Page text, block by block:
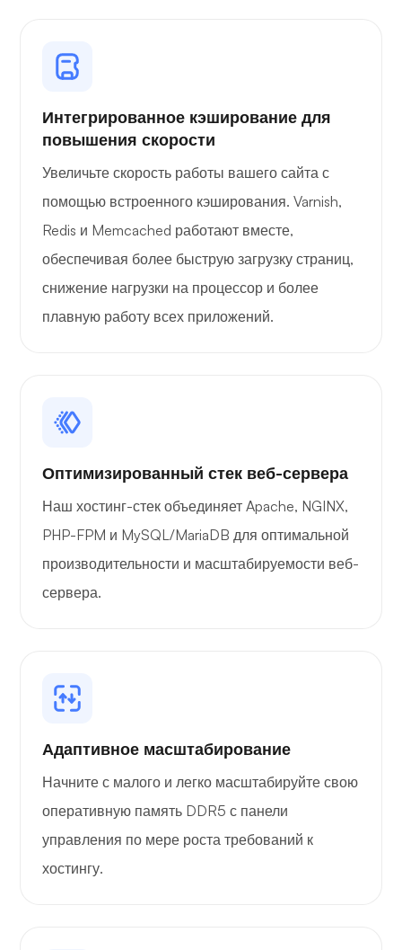
Интегрированное кэширование для
повышения скорости
Увеличьте скорость работы вашего сайта с
помощью встроенного кэширования. Varnish,
Redis и Memcached работают вместе,
обеспечивая более быструю загрузку страниц,
снижение нагрузки на процессор и более
плавную работу всех приложений.
Оптимизированный стек веб-сервера
Наш хостинг-стек объединяет Apache, NGINX,
PHP-FPM и MySQL/MariaDB для оптимальной
производительности и масштабируемости веб-
сервера.
Адаптивное масштабирование
Начните с малого и легко масштабируйте свою
оперативную память DDR5 с панели
управления по мере роста требований к
хостингу.